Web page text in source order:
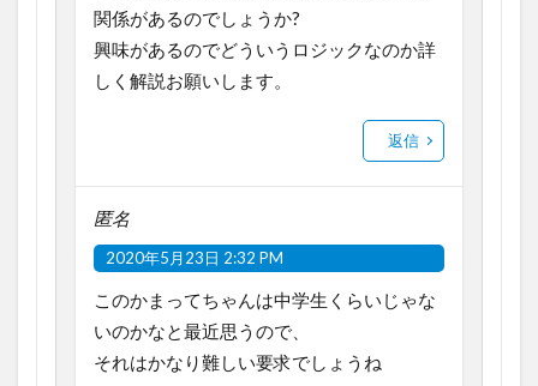
関係があるのでしょうか?
興味があるのでどういうロジックなのか詳
しく解説お願いします。
返信
匿名
2020年5月23日 2:32 PM
このかまってちゃんは中学生くらいじゃな
いのかなと最近思うので、
それはかなり難しい要求でしょうね